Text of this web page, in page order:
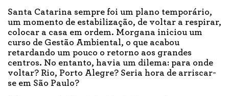
Santa Catarina sempre foi um plano temporário,
um momento de estabilização, de voltar a respirar,
colocar a casa em ordem. Morgana iniciou um
curso de Gestão Ambiental, o que acabou
retardando um pouco o retorno aos grandes
centros. No entanto, havia um dilema: para onde
voltar? Rio, Porto Alegre? Seria hora de arriscar-
se em São Paulo?